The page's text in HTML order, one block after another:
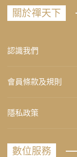
關於禪天下
認識我們
會員條款及規則
隱私政策
數位服務